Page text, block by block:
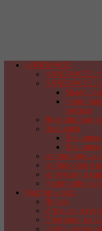
HANDMADE
HANDMADE
HANDMADE
Мыло
руками
Вышивка
Вышивка
Вышивка
из природных
из бросового
из бумаги и
Handmade из
Мастер-класс
Лепка
Игрушки и
Плетение из
Цветы из ткани